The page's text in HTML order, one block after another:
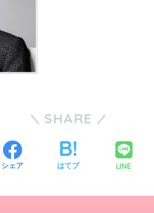
SHARE
シェア はてブ LINE